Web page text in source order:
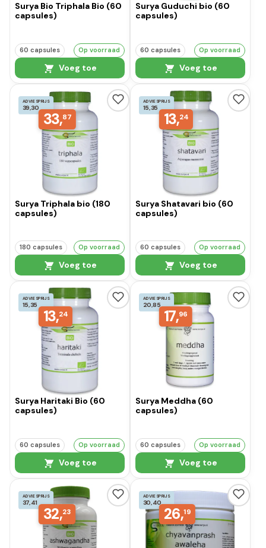
Surya Bio Triphala Bio (60
capsules)
60 capsules Op voorraad
Voeg toe
Surya Guduchi bio (60
capsules)
60 capsules Op voorraad
Voeg toe
ADVIESPRIJS
39,30
33,87
Surya Triphala bio (180
capsules)
180 capsules Op voorraad
Voeg toe
ADVIESPRIJS
15,35
13,24
Surya Shatavari bio (60
capsules)
60 capsules Op voorraad
Voeg toe
ADVIESPRIJS
15,35
13,24
Surya Haritaki Bio (60
capsules)
60 capsules Op voorraad
Voeg toe
ADVIESPRIJS
20,85
17,96
Surya Meddha (60
capsules)
60 capsules Op voorraad
Voeg toe
ADVIESPRIJS
37,41
32,23
ADVIESPRIJS
30,40
26,19